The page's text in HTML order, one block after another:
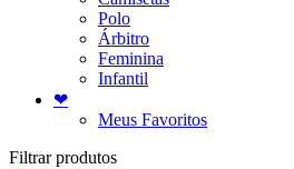
Polo
Árbitro
Feminina
Infantil
❤
Meus Favoritos
Filtrar produtos